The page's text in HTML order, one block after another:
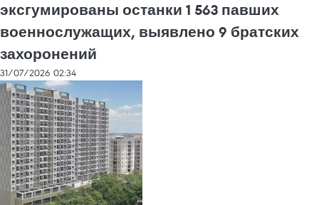
эксгумированы останки 1 563 павших
военнослужащих, выявлено 9 братских
захоронений
31/07/2026 02:34